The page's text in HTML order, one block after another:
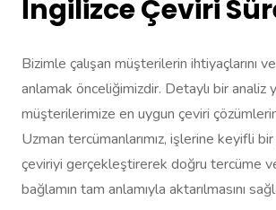
İngilizce Çeviri
Bizimle çalışan müşterilerin ihtiyaçlarını
anlamak önceliğimizdir. Detaylı bir analiz
müşterilerimize en uygun çeviri
Uzman tercümanlarımız, işlerine keyifli
çeviriyi gerçekleştirerek doğru tercüme
bağlamın tam anlamıyla aktarılmasını